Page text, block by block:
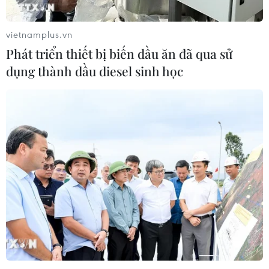
Lực lượng Houthi tấn công quân đội
Yemen, ít nhất 45 binh sỹ thương
vong
06/08/2026 23:57
qua
06/08/2026 22:56
Iran và Oman thống nhất mở lại eo
biển Hormuz trong 60 ngày
06/08/2026 12:25
vietnamplus.vn
Phát triển thiết bị biến dầu ăn đã qua sử
dụng thành dầu diesel sinh học